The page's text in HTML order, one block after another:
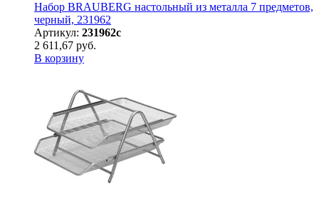
Набор BRAUBERG настольный из металла 7 предметов,
черный, 231962
Артикул: 231962с
2 611,67 руб.
В корзину